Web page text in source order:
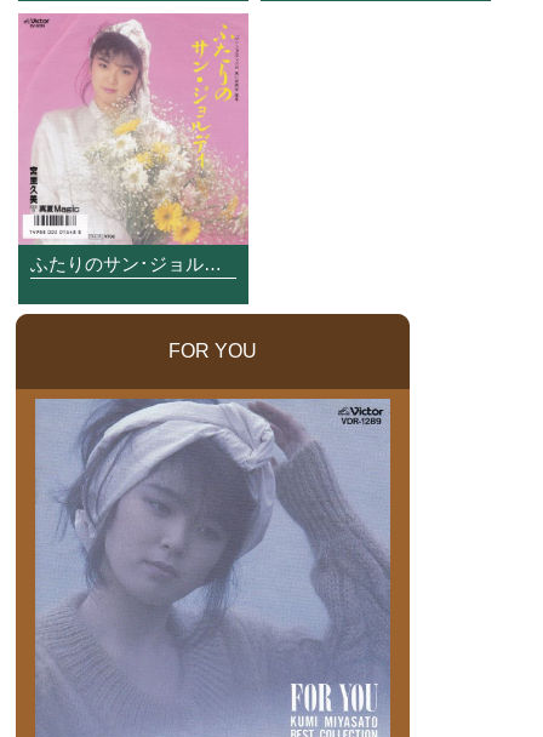
ふたりのサン･ジョルディ
FOR YOU